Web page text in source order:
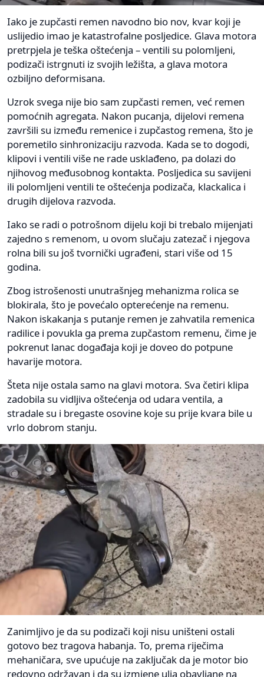
Iako je zupčasti remen navodno bio nov, kvar koji je
uslijedio imao je katastrofalne posljedice. Glava motora
pretrpjela je teška oštećenja – ventili su polomljeni,
podizači istrgnuti iz svojih ležišta, a glava motora
ozbiljno deformisana.
Uzrok svega nije bio sam zupčasti remen, već remen
pomoćnih agregata. Nakon pucanja, dijelovi remena
završili su između remenice i zupčastog remena, što je
poremetilo sinhronizaciju razvoda. Kada se to dogodi,
klipovi i ventili više ne rade usklađeno, pa dolazi do
njihovog međusobnog kontakta. Posljedica su savijeni
ili polomljeni ventili te oštećenja podizača, klackalica i
drugih dijelova razvoda.
Iako se radi o potrošnom dijelu koji bi trebalo mijenjati
zajedno s remenom, u ovom slučaju zatezač i njegova
rolna bili su još tvornički ugrađeni, stari više od 15
godina.
Zbog istrošenosti unutrašnjeg mehanizma rolica se
blokirala, što je povećalo opterećenje na remenu.
Nakon iskakanja s putanje remen je zahvatila remenica
radilice i povukla ga prema zupčastom remenu, čime je
pokrenut lanac događaja koji je doveo do potpune
havarije motora.
Šteta nije ostala samo na glavi motora. Sva četiri klipa
zadobila su vidljiva oštećenja od udara ventila, a
stradale su i bregaste osovine koje su prije kvara bile u
vrlo dobrom stanju.
Zanimljivo je da su podizači koji nisu uništeni ostali
gotovo bez tragova habanja. To, prema riječima
mehaničara, sve upućuje na zaključak da je motor bio
redovno održavan i da su izmjene ulja obavljane na